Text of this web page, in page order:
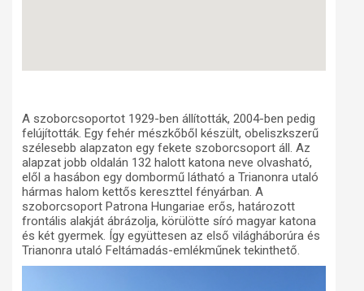
A szoborcsoportot 1929-ben állították, 2004-ben pedig
felújították. Egy fehér mészkőből készült, obeliszkszerű
szélesebb alapzaton egy fekete szoborcsoport áll. Az
alapzat jobb oldalán 132 halott katona neve olvasható,
elől a hasábon egy dombormű látható a Trianonra utaló
hármas halom kettős kereszttel fényárban. A
szoborcsoport Patrona Hungariae erős, határozott
frontális alakját ábrázolja, körülötte síró magyar katona
és két gyermek. Így együttesen az első világháborúra és
Trianonra utaló Feltámadás-emlékműnek tekinthető.